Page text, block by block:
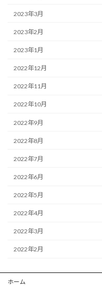
2023年3月
2023年2月
2023年1月
2022年12月
2022年11月
2022年10月
2022年9月
2022年8月
2022年7月
2022年6月
2022年5月
2022年4月
2022年3月
2022年2月
ホーム